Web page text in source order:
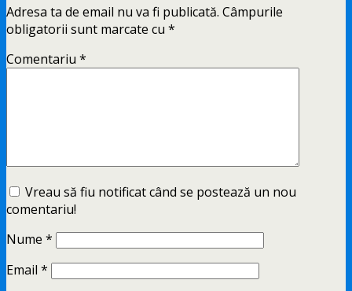
Adresa ta de email nu va fi publicată. Câmpurile
obligatorii sunt marcate cu *
Comentariu *
Vreau să fiu notificat când se postează un nou
comentariu!
Nume *
Email *